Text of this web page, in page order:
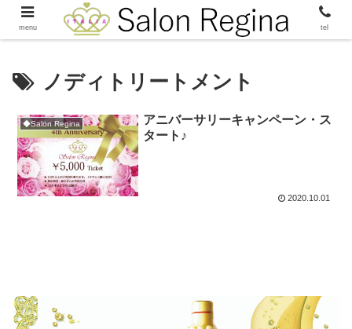
ノディトリートメント
◆Salon Regina
アニバーサリーキャンペーン・ス
タート♪
2020.10.01
menu tel